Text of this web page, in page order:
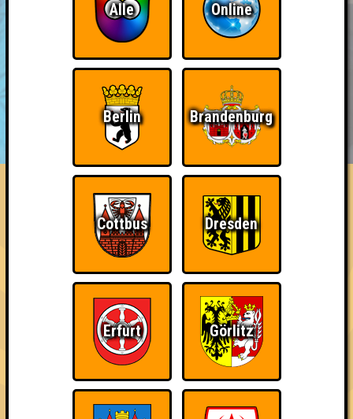
HIGHSCORE RESERVIERUNG
FAQ ÜBER UNS
Seitenquiz Berlin #143
Das kein Shark-Ira Spezial · 11.05.2017 · Alte Kantine
Angemeldete Teams
Alle Online
Berlin Brandenburg
Cottbus Dresden
Erfurt Görlitz